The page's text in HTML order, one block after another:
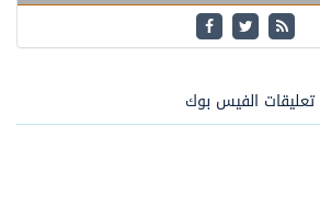
تعليقات الفيس بوك